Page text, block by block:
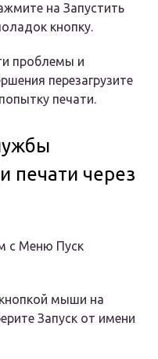
на Запустить
кнопку.
проблемы и
перезагрузите
печати.
печати через
с Меню Пуск
мыши на
Запуск от имени